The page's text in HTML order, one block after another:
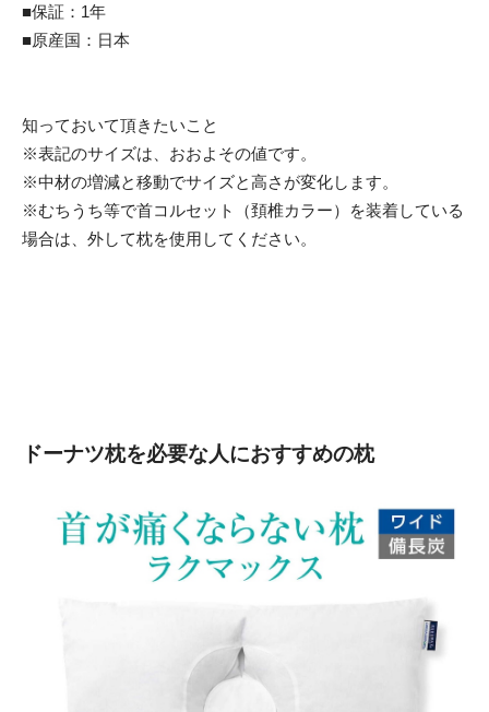
■保証：1年
■原産国：日本
知っておいて頂きたいこと
※表記のサイズは、おおよその値です。
※中材の増減と移動でサイズと高さが変化します。
※むちうち等で首コルセット（頚椎カラー）を装着している
場合は、外して枕を使用してください。
ドーナツ枕を必要な人におすすめの枕